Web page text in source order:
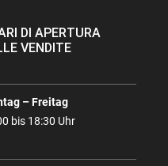
DI APERTURA
VENDITE
– Freitag
bis 18:30 Uhr